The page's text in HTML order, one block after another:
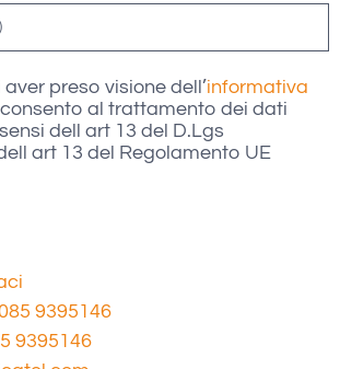
preso visione dell’informativa
al trattamento dei dati
dell art 13 del D.Lgs
art 13 del Regolamento UE
9395146
9395146